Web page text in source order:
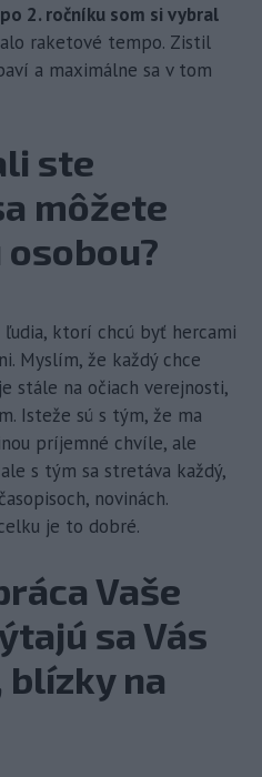
2. ročníku som si vybral
raketové tempo. Zistil
a maximálne sa v tom
ste
môžete
ľudia, ktorí chcú byť hercami
Myslím, že každý chce
stále na očiach verejnosti,
Isteže sú s tým, že ma
príjemné chvíle, ale
s tým sa stretáva každý,
novinách.
je to dobré.
Vaše
sa Vás
blízky na